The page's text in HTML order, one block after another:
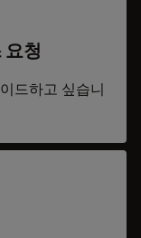
요청
드하고 싶습니